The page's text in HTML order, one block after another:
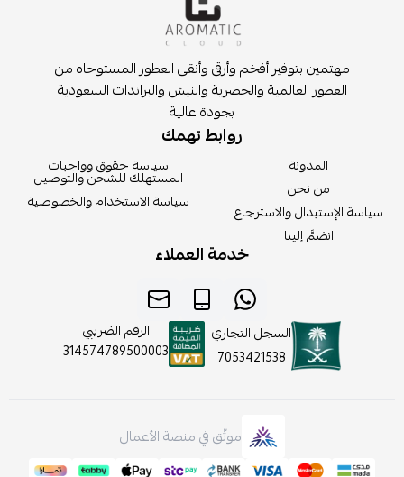
مهتمين بتوفير أفخم وأرقى وأنقى العطور المستوحاه من
العطور العالمية والحصرية والنيش والبراندات السعودية
بجودة عالية
روابط تهمك
المدونة
من نحن
سياسة الإستبدال والاسترجاع
انضمَّ إلينا
سياسة حقوق وواجبات
المستهلك للشحن والتوصيل
سياسة الاستخدام والخصوصية
خدمة العملاء
السجل التجاري
7053421538
الرقم الضريبي
314574789500003
موثّق في منصة الأعمال